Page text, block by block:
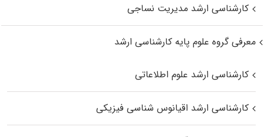
کارشناسی ارشد مدیریت نساجی
معرفی گروه علوم پایه کارشناسی ارشد
کارشناسی ارشد علوم اطلاعاتی
کارشناسی ارشد اقیانوس‌ شناسی فیزیکی